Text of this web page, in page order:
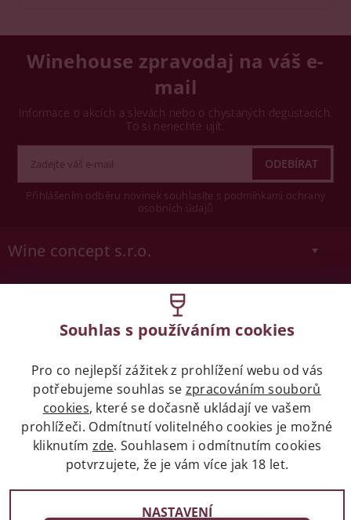
Winehouse zpravodaj na váš e-
mail
Informace o akcích a slevách nebo o chystaných degustacích.
To si nenechte ujít.
Přihlášením odběru novinek souhlasíte s podmínkami ochrany
osobních údajů
Wine concept s.r.o.
Zákaz prodeje alkoholických nápojů osobám
Naše služby
Vše o nákupu
2017 - 2026 © winehouse.cz, všechna práva vyhrazena
Souhlas s používáním cookies
Pro co nejlepší zážitek z prohlížení webu od vás
potřebujeme souhlas se zpracováním souborů
cookies, které se dočasně ukládají ve vašem
prohlížeči. Odmítnutí volitelného cookies je možné
kliknutím zde. Souhlasem i odmítnutím cookies
potvrzujete, že je vám více jak 18 let.
NASTAVENÍ